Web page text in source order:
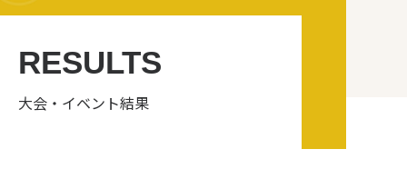
RESULTS
大会・イベント結果